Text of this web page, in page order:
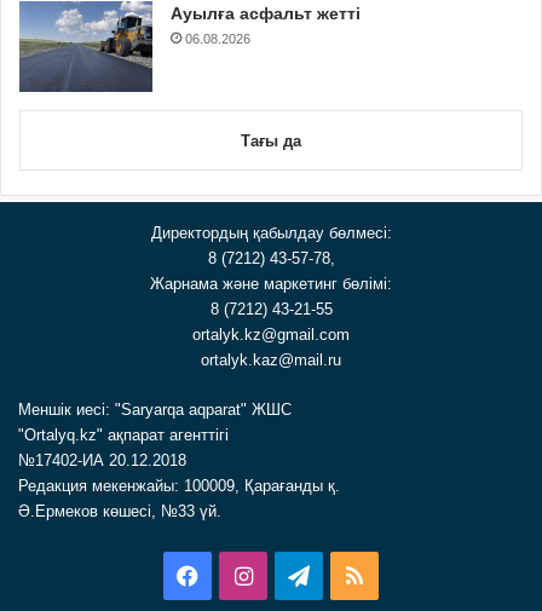
Ауылға асфальт жетті
06.08.2026
Тағы да
Директордың қабылдау бөлмесі:
8 (7212) 43-57-78,
Жарнама және маркетинг бөлімі:
8 (7212) 43-21-55
ortalyk.kz@gmail.com
ortalyk.kaz@mail.ru
Меншік иесі: "Saryarqa aqparat" ЖШС
"Ortalyq.kz" ақпарат агенттігі
№17402-ИА 20.12.2018
Редакция мекенжайы: 100009, Қарағанды қ.
Ә.Ермеков көшесі, №33 үй.
FacebookInstagramTelegram